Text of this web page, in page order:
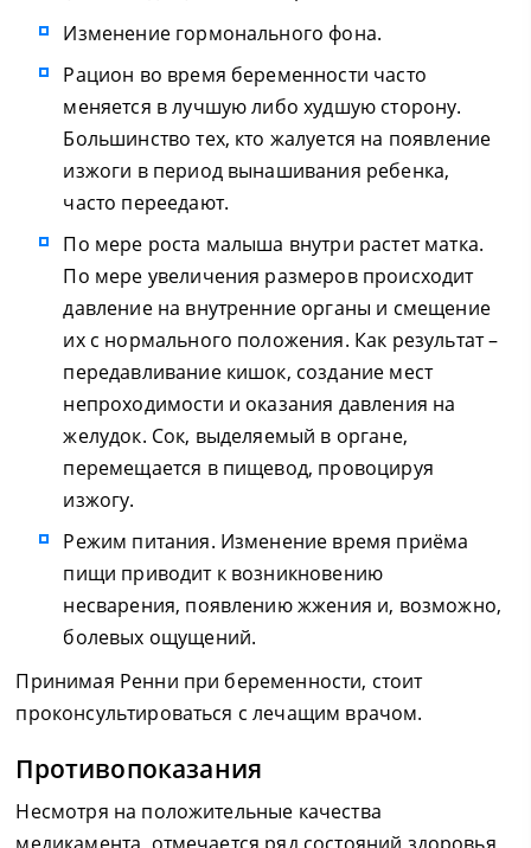
Изменение гормонального фона.
Рацион во время беременности часто
меняется в лучшую либо худшую сторону.
Большинство тех, кто жалуется на появление
изжоги в период вынашивания ребенка,
часто переедают.
По мере роста малыша внутри растет матка.
По мере увеличения размеров происходит
давление на внутренние органы и смещение
их с нормального положения. Как результат –
передавливание кишок, создание мест
непроходимости и оказания давления на
желудок. Сок, выделяемый в органе,
перемещается в пищевод, провоцируя
изжогу.
Режим питания. Изменение время приёма
пищи приводит к возникновению
несварения, появлению жжения и, возможно,
болевых ощущений.
Принимая Ренни при беременности, стоит
проконсультироваться с лечащим врачом.
Противопоказания
Несмотря на положительные качества